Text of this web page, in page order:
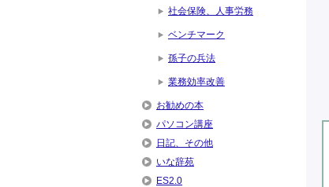
社会保険、人事労務
ベンチマーク
孫子の兵法
業務効率改善
お勧めの本
パソコン講座
日記、その他
いな辞苑
ES2.0